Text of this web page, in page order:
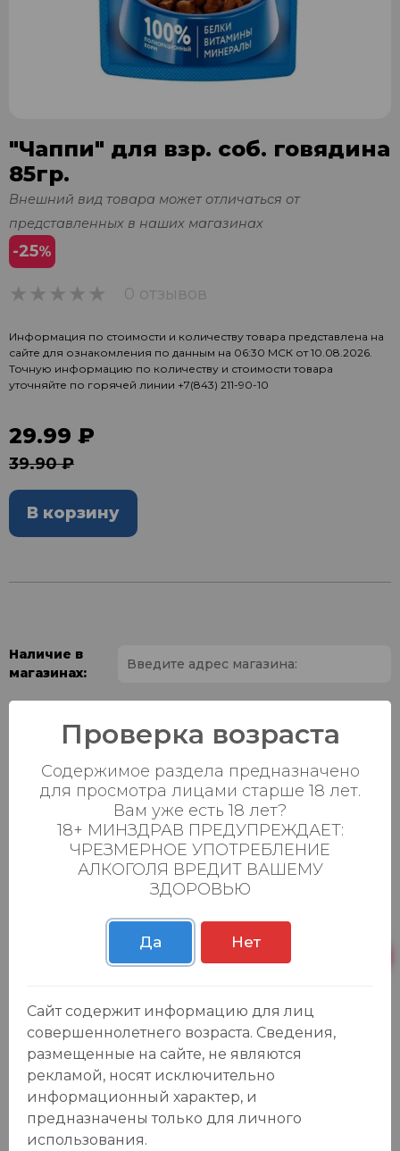
"Чаппи" для взр. соб. говядина
85гр.
Внешний вид товара может отличаться от
представленных в наших магазинах
-25%
0 отзывов
Информация по стоимости и количеству товара представлена на
сайте для ознакомления по данным на 06:30 МСК от 10.08.2026.
Точную информацию по количеству и стоимости товара
уточняйте по горячей линии +7(843) 211-90-10
29.99 ₽
39.90 ₽
В корзину
Наличие в
магазинах:
Ваш город:
Батыршина 20Б
23:00
2 шт.
Магистральная 22д
Пн-Вс с 08:00 до
23:00
Осиновская 2В,
Пестрецы
Пн-Вс с 09:00 до
23:00
4 шт.
23:00
Отзывы:
Оставить отзыв
Проверка возраста
Содержимое раздела предназначено
для просмотра лицами старше 18 лет.
Вам уже есть 18 лет?
18+ МИНЗДРАВ ПРЕДУПРЕЖДАЕТ:
ЧРЕЗМЕРНОЕ УПОТРЕБЛЕНИЕ
АЛКОГОЛЯ ВРЕДИТ ВАШЕМУ
ЗДОРОВЬЮ
Да Нет
Сайт содержит информацию для лиц
совершеннолетнего возраста. Сведения,
размещенные на сайте, не являются
рекламой, носят исключительно
информационный характер, и
предназначены только для личного
использования.